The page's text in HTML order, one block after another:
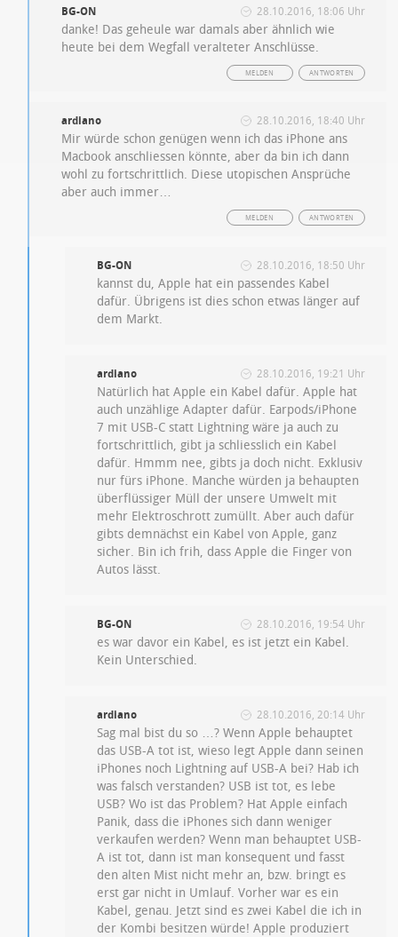
BG-ON 28.10.2016, 18:06 Uhr
danke! Das geheule war damals aber ähnlich wie
heute bei dem Wegfall veralteter Anschlüsse.
ANTWORTEN
MELDEN
ardiano 28.10.2016, 18:40 Uhr
Mir würde schon genügen wenn ich das iPhone ans
Macbook anschliessen könnte, aber da bin ich dann
wohl zu fortschrittlich. Diese utopischen Ansprüche
aber auch immer…
ANTWORTEN
MELDEN
BG-ON 28.10.2016, 18:50 Uhr
kannst du, Apple hat ein passendes Kabel
dafür. Übrigens ist dies schon etwas länger auf
dem Markt.
ardiano 28.10.2016, 19:21 Uhr
Natürlich hat Apple ein Kabel dafür. Apple hat
auch unzählige Adapter dafür. Earpods/iPhone
7 mit USB-C statt Lightning wäre ja auch zu
fortschrittlich, gibt ja schliesslich ein Kabel
dafür. Hmmm nee, gibts ja doch nicht. Exklusiv
nur fürs iPhone. Manche würden ja behaupten
überflüssiger Müll der unsere Umwelt mit
mehr Elektroschrott zumüllt. Aber auch dafür
gibts demnächst ein Kabel von Apple, ganz
sicher. Bin ich frih, dass Apple die Finger von
Autos lässt.
BG-ON 28.10.2016, 19:54 Uhr
es war davor ein Kabel, es ist jetzt ein Kabel.
Kein Unterschied.
ardiano 28.10.2016, 20:14 Uhr
Sag mal bist du so …? Wenn Apple behauptet
das USB-A tot ist, wieso legt Apple dann seinen
iPhones noch Lightning auf USB-A bei? Hab ich
was falsch verstanden? USB ist tot, es lebe
USB? Wo ist das Problem? Hat Apple einfach
Panik, dass die iPhones sich dann weniger
verkaufen werden? Wenn man behauptet USB-
A ist tot, dann ist man konsequent und fasst
den alten Mist nicht mehr an, bzw. bringt es
erst gar nicht in Umlauf. Vorher war es ein
Kabel, genau. Jetzt sind es zwei Kabel die ich in
der Kombi besitzen würde! Apple produziert